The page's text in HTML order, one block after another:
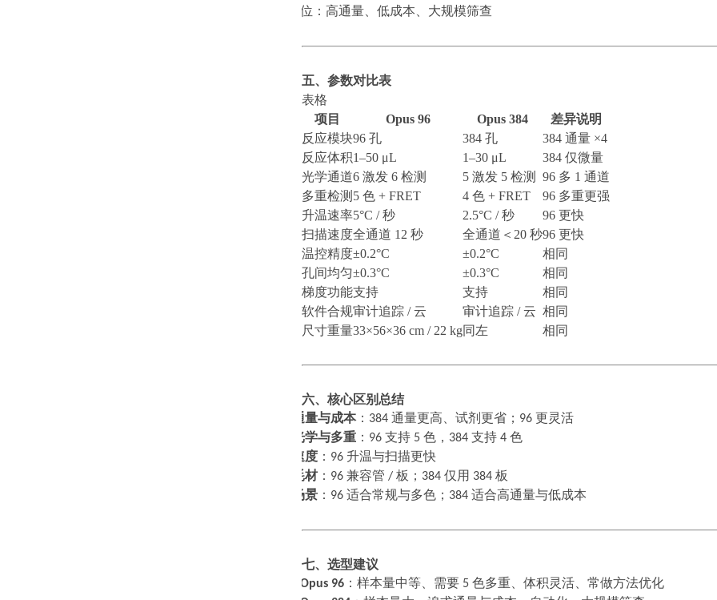
定位：高通量、低成本、大规模筛查
五、参数对比表
表格
项目
Opus 96 Opus 384
差异说明
反应模块96 孔 384 孔
384 通量 ×4
反应体积1–50 μL 1–30 μL
384 仅微量
光学通道6 激发 6 检测 5 激发 5 检测
96 多 1 通道
多重检测 5 色 + FRET 4 色 + FRET
96 多重更强
升温速率5°C / 秒 2.5°C / 秒
96 更快
扫描速度全通道 12 秒 全通道＜ 20 秒96 更快
温控精度±0.2°C ±0.2°C
相同
孔间均匀±0.3°C ±0.3°C
相同
梯度功能支持 支持
相同
软件合规审计追踪 / 云 审计追踪 / 云 相同
尺寸重量33×56×36 cm / 22 kg同左 相同
六、核心区别总结
通量与成本： 384 通量更高、试剂更省； 96 更灵活
光学与多重 ： 96 支持 5 色， 384 支持 4 色
速度 ： 96 升温与扫描更快
耗材： 96 兼容管 / 板； 384 仅用 384 板
场景 ： 96 适合常规与多色； 384 适合高通量与低成本
七、选型建议
Opus 96 ：样本量中等、需要 5 色多重、体积灵活、常做方法优化